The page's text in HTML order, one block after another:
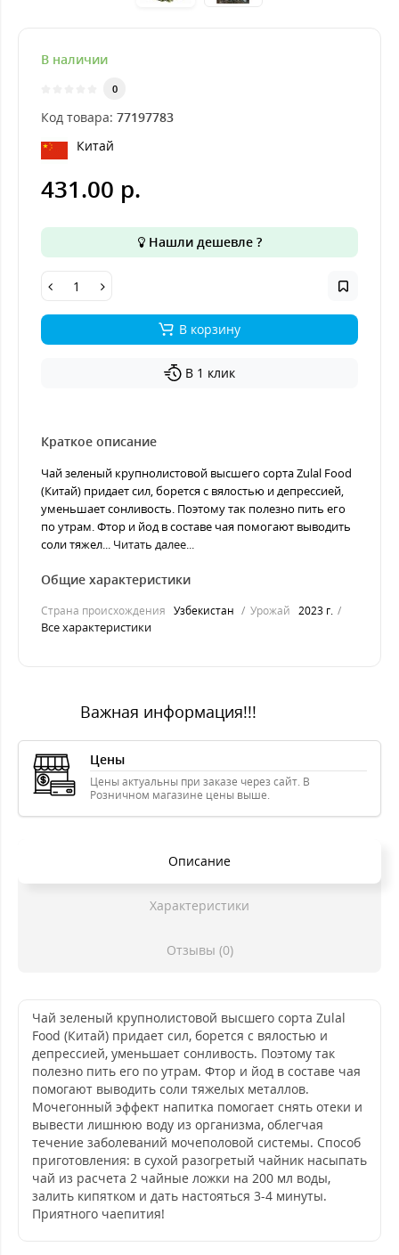
В наличии
0
Код товара: 77197783
Китай
431.00 р.
Нашли дешевле ?
В корзину
В 1 клик
Краткое описание
Чай зеленый крупнолистовой высшего сорта Zulal Food
(Китай) придает сил, борется с вялостью и депрессией,
уменьшает сонливость. Поэтому так полезно пить его
по утрам. Фтор и йод в составе чая помогают выводить
соли тяжел... Читать далее...
Общие характеристики
Страна происхождения Узбекистан Урожай 2023 г.
Все характеристики
Важная информация!!!
Цены
Цены актуальны при заказе через сайт. В
Розничном магазине цены выше.
Описание
Характеристики
Отзывы (0)
Чай зеленый крупнолистовой высшего сорта Zulal
Food (Китай) придает сил, борется с вялостью и
депрессией, уменьшает сонливость. Поэтому так
полезно пить его по утрам. Фтор и йод в составе чая
помогают выводить соли тяжелых металлов.
Мочегонный эффект напитка помогает снять отеки и
вывести лишнюю воду из организма, облегчая
течение заболеваний мочеполовой системы. Способ
приготовления: в сухой разогретый чайник насыпать
чай из расчета 2 чайные ложки на 200 мл воды,
залить кипятком и дать настояться 3-4 минуты.
Приятного чаепития!